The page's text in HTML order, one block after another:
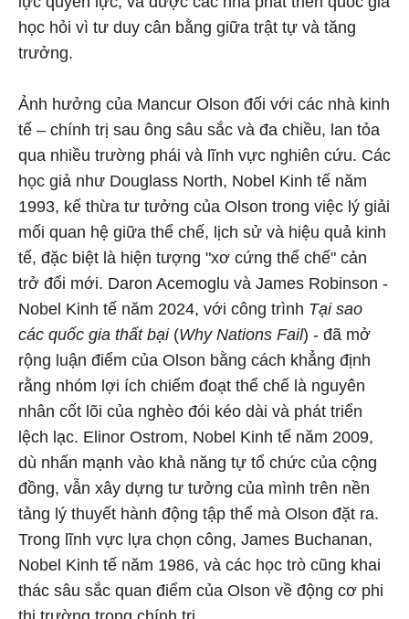
học hỏi vì tư duy cân bằng giữa trật tự và tăng
trưởng.
Ảnh hưởng của Mancur Olson đối với các nhà kinh
tế – chính trị sau ông sâu sắc và đa chiều, lan tỏa
qua nhiều trường phái và lĩnh vực nghiên cứu. Các
học giả như Douglass North, Nobel Kinh tế năm
1993, kế thừa tư tưởng của Olson trong việc lý giải
mối quan hệ giữa thể chế, lịch sử và hiệu quả kinh
tế, đặc biệt là hiện tượng "xơ cứng thể chế" cản
trở đổi mới. Daron Acemoglu và James Robinson -
Nobel Kinh tế năm 2024, với công trình Tại sao
các quốc gia thất bại(Why Nations Fail) - đã mở
rộng luận điểm của Olson bằng cách khẳng định
rằng nhóm lợi ích chiếm đoạt thể chế là nguyên
nhân cốt lõi của nghèo đói kéo dài và phát triển
lệch lạc. Elinor Ostrom, Nobel Kinh tế năm 2009,
dù nhấn mạnh vào khả năng tự tổ chức của cộng
đồng, vẫn xây dựng tư tưởng của mình trên nền
tảng lý thuyết hành động tập thể mà Olson đặt ra.
Trong lĩnh vực lựa chọn công, James Buchanan,
Nobel Kinh tế năm 1986, và các học trò cũng khai
thác sâu sắc quan điểm của Olson về động cơ phi